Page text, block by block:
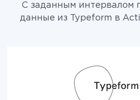
С заданным интервалом
данные из Typeform в